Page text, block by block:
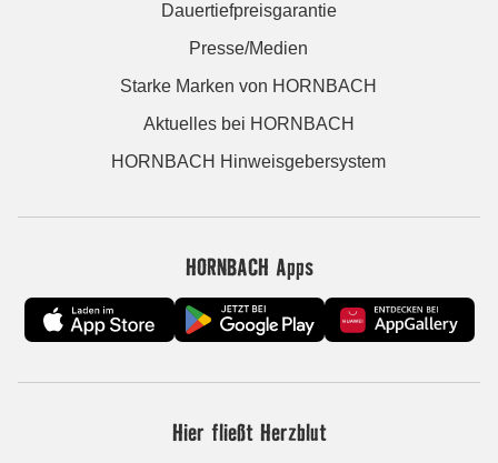
Dauertiefpreisgarantie
Presse/Medien
Starke Marken von HORNBACH
Aktuelles bei HORNBACH
HORNBACH Hinweisgebersystem
HORNBACH Apps
Hier fließt Herzblut